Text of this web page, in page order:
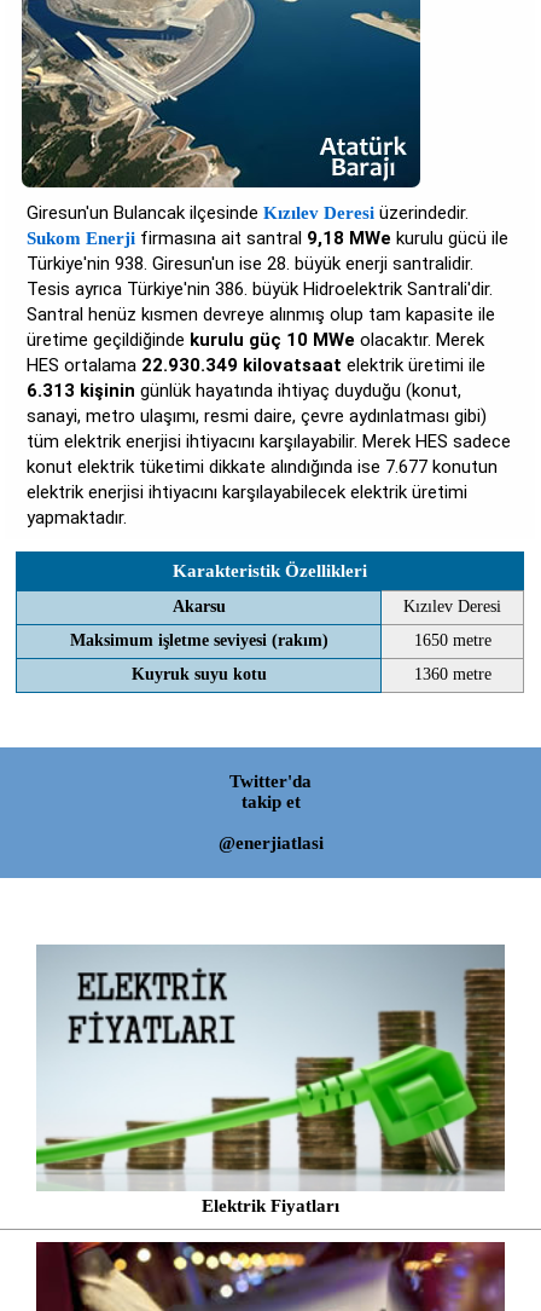
Giresun'un Bulancak ilçesindeKızılev Deresi üzerindedir.
Sukom Enerji firmasına ait santral 9,18 MWe kurulu gücü ile
Türkiye'nin 938. Giresun'un ise 28. büyük enerji santralidir.
Tesis ayrıca Türkiye'nin 386. büyük Hidroelektrik Santrali'dir.
Santral henüz kısmen devreye alınmış olup tam kapasite ile
üretime geçildiğinde kurulu güç 10 MWe olacaktır. Merek
HES ortalama 22.930.349 kilovatsaat elektrik üretimi ile
6.313 kişinin günlük hayatında ihtiyaç duyduğu (konut,
sanayi, metro ulaşımı, resmi daire, çevre aydınlatması gibi)
tüm elektrik enerjisi ihtiyacını karşılayabilir. Merek HES sadece
konut elektrik tüketimi dikkate alındığında ise 7.677 konutun
elektrik enerjisi ihtiyacını karşılayabilecek elektrik üretimi
yapmaktadır.
Karakteristik Özellikleri
Akarsu
Kızılev Deresi
Maksimum işletme seviyesi (rakım)
1650 metre
Kuyruk suyu kotu
1360 metre
Twitter'da
takip et
@enerjiatlasi
Elektrik Fiyatları